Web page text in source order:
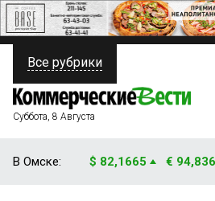
ПОЛИТИКА
ФИНАНСЫ
Все рубрики
Суббота, 8 Августа
В Омске: $ 82,1665 €